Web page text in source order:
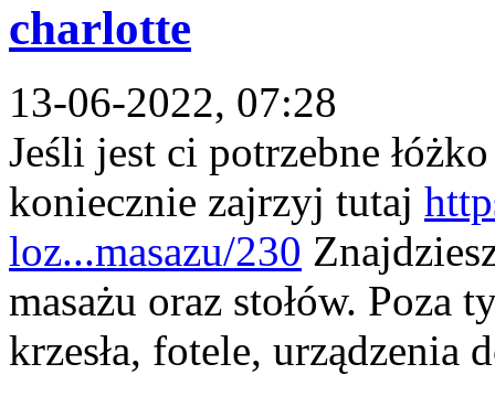
charlotte
13-06-2022, 07:28
Jeśli jest ci potrzebne
koniecznie zajrzyj tutaj
loz...masazu/230
masażu oraz stołów. Poza
krzesła, fotele, urządzenia